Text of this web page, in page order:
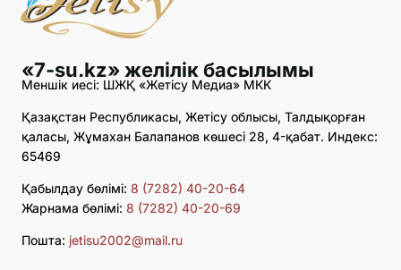
«7-su.kz» желілік басылымы
Меншік иесі: ШЖҚ «Жетісу Медиа» МКК
Қазақстан Республикасы, Жетісу облысы, Талдықорған
қаласы, Жұмахан Балапанов көшесі 28, 4-қабат. Индекс:
65469
Қабылдау бөлімі: 8 (7282) 40-20-64
Жарнама бөлімі: 8 (7282) 40-20-69
Пошта: jetisu2002@mail.ru